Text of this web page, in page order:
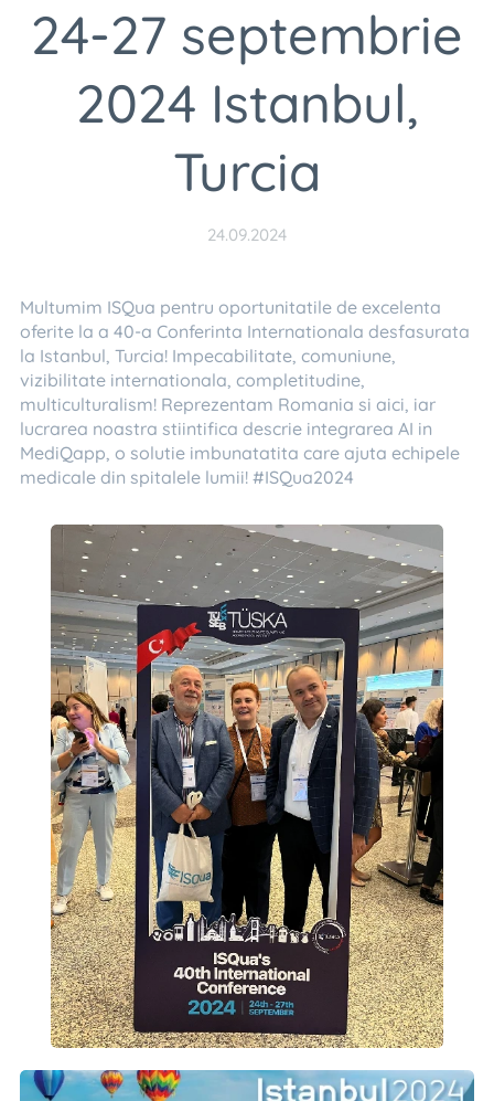
24-27 septembrie
2024 Istanbul,
Turcia
24.09.2024
Multumim ISQua pentru oportunitatile de excelenta
oferite la a 40-a Conferinta Internationala desfasurata
la Istanbul, Turcia! Impecabilitate, comuniune,
vizibilitate internationala, completitudine,
multiculturalism! Reprezentam Romania si aici, iar
lucrarea noastra stiintifica descrie integrarea AI in
MediQapp, o solutie imbunatatita care ajuta echipele
medicale din spitalele lumii! #ISQua2024